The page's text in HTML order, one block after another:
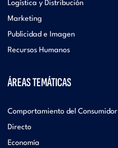
Logística y Distribución
Marketing
Publicidad e Imagen
Recursos Humanos
ÁREAS TEMÁTICAS
Comportamiento del Consumidor
Directo
Economía